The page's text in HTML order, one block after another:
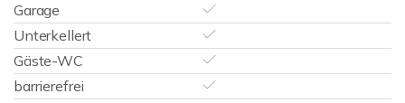
Garage
Unterkellert
Gäste-WC
barrierefrei